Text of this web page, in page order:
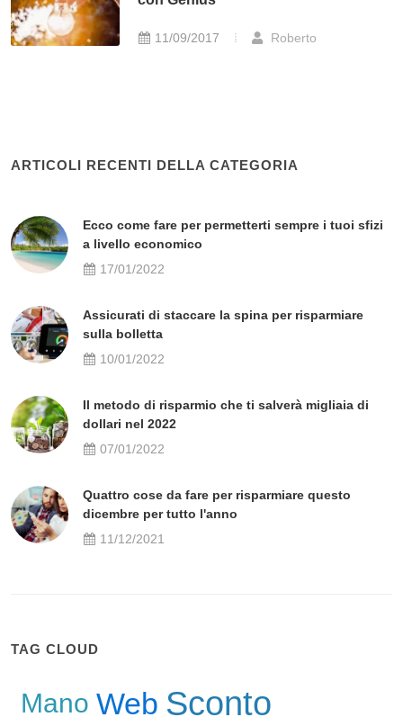
11/09/2017 Roberto
ARTICOLI RECENTI DELLA CATEGORIA
Ecco come fare per permetterti sempre i tuoi sfizi
a livello economico
17/01/2022
Assicurati di staccare la spina per risparmiare
sulla bolletta
10/01/2022
Il metodo di risparmio che ti salverà migliaia di
dollari nel 2022
07/01/2022
Quattro cose da fare per risparmiare questo
dicembre per tutto l'anno
11/12/2021
TAG CLOUD
Mano Web Sconto